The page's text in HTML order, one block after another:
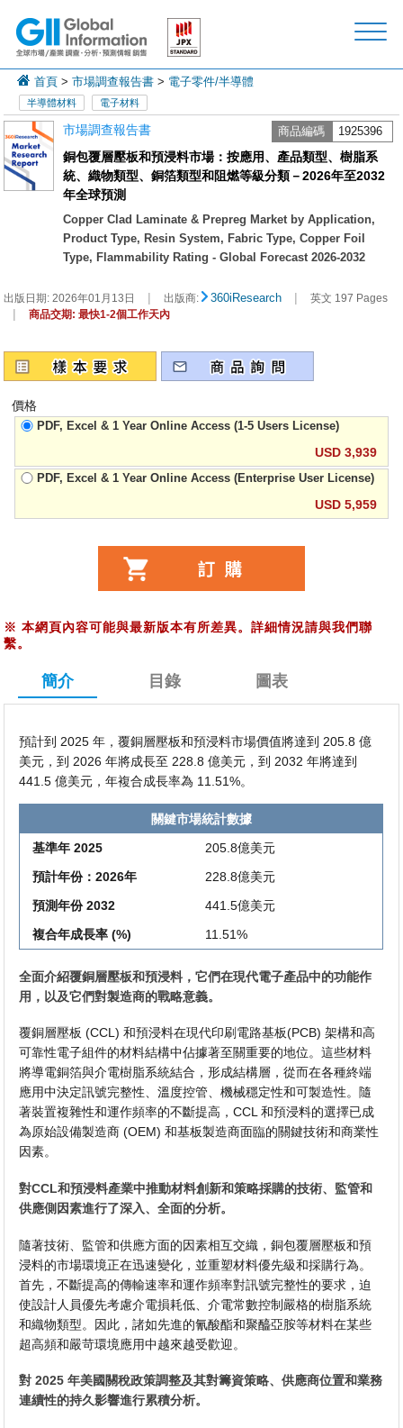
首頁 >市場調查報告書 > 電子零件/半導體
半導體材料 電子材料
市場調查報告書 商品編碼 1925396
銅包覆層壓板和預浸料市場：按應用、產品類型、樹脂系
統、織物類型、銅箔類型和阻燃等級分類－2026年至2032
年全球預測
Copper Clad Laminate & Prepreg Market by Application,
Product Type, Resin System, Fabric Type, Copper Foil
Type, Flammability Rating - Global Forecast 2026-2032
出版日期:2026年01月13日 | 出版商: 360iResearch | 英文 197 Pages
| 商品交期: 最快1-2個工作天內
價格
PDF, Excel & 1 Year Online Access (1-5 Users License)
USD 3,939
PDF, Excel & 1 Year Online Access (Enterprise User License)
USD 5,959
※ 本網頁內容可能與最新版本有所差異。詳細情況請與我們聯
繫。
簡介 目錄 圖表
預計到 2025 年，覆銅層壓板和預浸料市場價值將達到 205.8 億
美元，到 2026 年將成長至 228.8 億美元，到 2032 年將達到
441.5 億美元，年複合成長率為 11.51%。
關鍵市場統計數據
基準年 2025
205.8億美元
預計年份：2026年
228.8億美元
預測年份 2032
441.5億美元
複合年成長率 (%)
11.51%
全面介紹覆銅層壓板和預浸料，它們在現代電子產品中的功能作
用，以及它們對製造商的戰略意義。
覆銅層壓板 (CCL) 和預浸料在現代印刷電路基板(PCB) 架構和高
可靠性電子組件的材料結構中佔據著至關重要的地位。這些材料
將導電銅箔與介電樹脂系統結合，形成結構層，從而在各種終端
應用中決定訊號完整性、溫度控管、機械穩定性和可製造性。隨
著裝置複雜性和運作頻率的不斷提高，CCL 和預浸料的選擇已成
為原始設備製造商 (OEM) 和基板製造商面臨的關鍵技術和商業性
因素。
對CCL和預浸料產業中推動材料創新和策略採購的技術、監管和
供應側因素進行了深入、全面的分析。
隨著技術、監管和供應方面的因素相互交織，銅包覆層壓板和預
浸料的市場環境正在迅速變化，並重塑材料優先級和採購行為。
首先，不斷提高的傳輸速率和運作頻率對訊號完整性的要求，迫
使設計人員優先考慮介電損耗低、介電常數控制嚴格的樹脂系統
和織物類型。因此，諸如先進的氰酸酯和聚醯亞胺等材料在某些
超高頻和嚴苛環境應用中越來越受歡迎。
對 2025 年美國關稅政策調整及其對籌資策略、供應商位置和業務
連續性的持久影響進行累積分析。